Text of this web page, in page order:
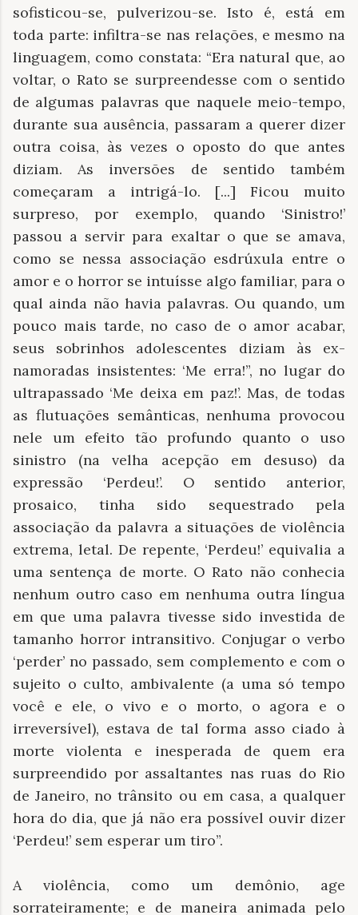
sofisticou-se, pulverizou-se. Isto é, está em
toda parte: infiltra-se nas relações, e mesmo na
linguagem, como constata: “Era natural que, ao
voltar, o Rato se surpreendesse com o sentido
de algumas palavras que naquele meio-tempo,
durante sua ausência, passaram a querer dizer
outra coisa, às vezes o oposto do que antes
diziam. As inversões de sentido também
começaram a intrigá-lo. [...] Ficou muito
surpreso, por exemplo, quando ‘Sinistro!’
passou a servir para exaltar o que se amava,
como se nessa associação esdrúxula entre o
amor e o horror se intuísse algo familiar, para o
qual ainda não havia palavras. Ou quando, um
pouco mais tarde, no caso de o amor acabar,
seus sobrinhos adolescentes diziam às ex-
namoradas insistentes: ‘Me erra!”, no lugar do
ultrapassado ‘Me deixa em paz!’. Mas, de todas
as flutuações semânticas, nenhuma provocou
nele um efeito tão profundo quanto o uso
sinistro (na velha acepção em desuso) da
expressão ‘Perdeu!’. O sentido anterior,
prosaico, tinha sido sequestrado pela
associação da palavra a situações de violência
extrema, letal. De repente, ‘Perdeu!’ equivalia a
uma sentença de morte. O Rato não conhecia
nenhum outro caso em nenhuma outra língua
em que uma palavra tivesse sido investida de
tamanho horror intransitivo. Conjugar o verbo
‘perder’ no passado, sem complemento e com o
sujeito o culto, ambivalente (a uma só tempo
você e ele, o vivo e o morto, o agora e o
irreversível), estava de tal forma asso ciado à
morte violenta e inesperada de quem era
surpreendido por assaltantes nas ruas do Rio
de Janeiro, no trânsito ou em casa, a qualquer
hora do dia, que já não era possível ouvir dizer
‘Perdeu!’ sem esperar um tiro”.
A violência, como um demônio, age
sorrateiramente; e de maneira animada pelo